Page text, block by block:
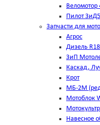
Веломотор
Пилот
Запчасти для
Агрос
Дизель
ЗиП
Каскад,
Крот
МБ-2М
Мотоблок
Навесное